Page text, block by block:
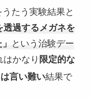
たう実験結果と
透過するメガネを
という治験デー
かなり 限定的な
言い難い結果で